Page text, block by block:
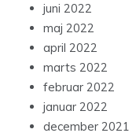
juni 2022
maj 2022
april 2022
marts 2022
februar 2022
januar 2022
december 2021